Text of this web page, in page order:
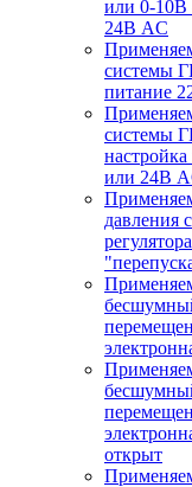
или 0-10В
24В AC
системы
питание
системы
или 24В
давления
открыт